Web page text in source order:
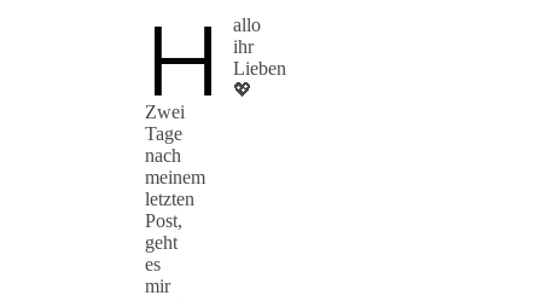
H
allo
ihr
Lieben
💖
Zwei
Tage
nach
meinem
letzten
Post,
geht
es
mir